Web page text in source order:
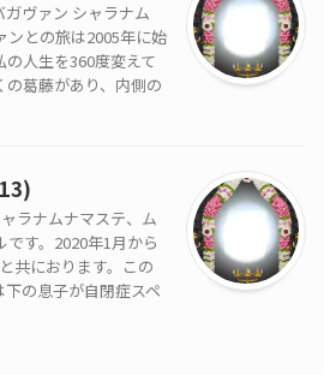
ヴァン シャラナム
ンとの旅は2005年に始
人生を360度変えて
葛藤があり、内側の
ラナムナマステ、ム
です。2020年1月から
共におります。この
の息子が自閉症スペ